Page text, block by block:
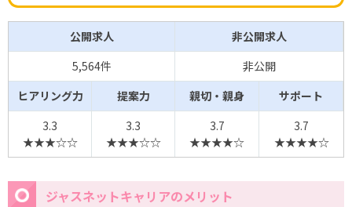
公開求人
非公開求人
5,564件
非公開
ヒアリング力
提案力 親切・親身
サポート
3.3
★★★☆☆
3.3
★★★☆☆
3.7
★★★★☆
3.7
★★★★☆
ジャスネットキャリアのメリット